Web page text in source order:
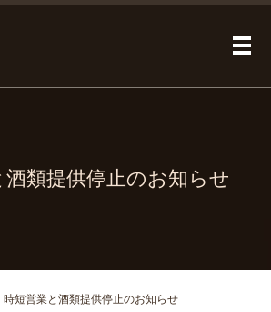
メ
酒類提供停止のお知らせ
時短営業と酒類提供停止のお知らせ